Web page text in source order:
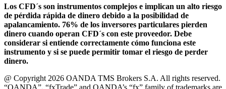
Los CFD´s son instrumentos complejos e implican un alto riesgo
de pérdida rápida de dinero debido a la posibilidad de
apalancamiento. 76% de los inversores particulares pierden
dinero cuando operan CFD´s con este proveedor. Debe
considerar si entiende correctamente cómo funciona este
instrumento y si se puede permitir tomar el riesgo de perder
dinero.
@ Copyright 2026 OANDA TMS Brokers S.A. All rights reserved.